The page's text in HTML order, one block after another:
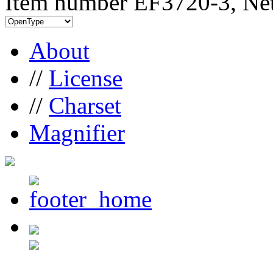
About
// License
// Charset
Magnifier